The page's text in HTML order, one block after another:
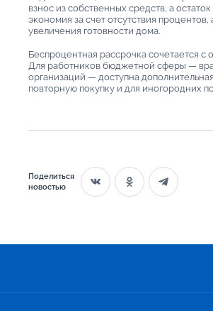
взнос из собственных средств, а
экономия за счет отсутствия
увеличения готовности дома.
Беспроцентная рассрочка сочетается с
Для работников бюджетной сферы —
организаций — доступна
повторную покупку и для иногородних
Поделиться
новостью